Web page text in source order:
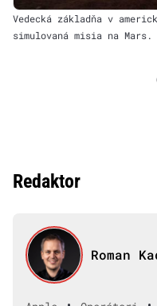
Vedecká základňa v
simulovaná misia na
Redaktor
Roman